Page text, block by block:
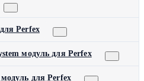
Perfex
модуль для Perfex
для Perfex